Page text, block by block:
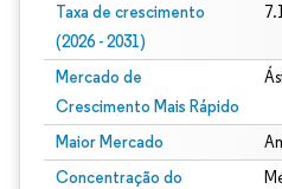
Taxa de crescimento
(2026 - 2031)
Mercado de
Crescimento Mais Rápido
Maior Mercado
Concentração do